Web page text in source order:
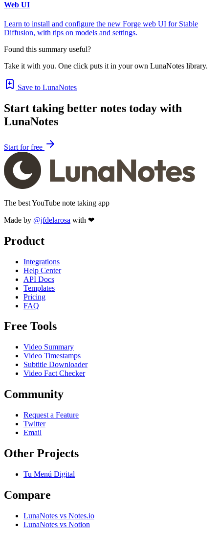
Web UI
Learn to install and configure the new Forge web UI for Stable
Diffusion, with tips on models and settings.
Found this summary useful?
Take it with you. One click puts it in your own LunaNotes library.
Save to LunaNotes
Start taking better notes today with
LunaNotes
Start for free
The best YouTube note taking app
Made by @jfdelarosa with ❤
Product
Integrations
Help Center
API Docs
Templates
Pricing
FAQ
Free Tools
Video Summary
Video Timestamps
Subtitle Downloader
Video Fact Checker
Community
Request a Feature
Twitter
Email
Other Projects
Tu Menú Digital
Compare
LunaNotes vs Notes.io
LunaNotes vs Notion